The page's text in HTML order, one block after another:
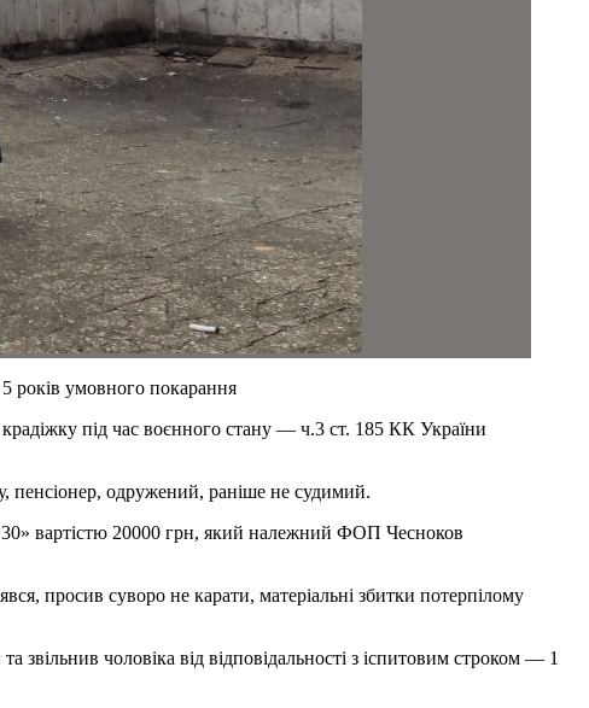
років умовного покарання
під час воєнного стану — ч.3 ст. 185 КК України
пенсіонер, одружений, раніше не судимий.
вартістю 20000 грн, який належний ФОП Чесноков
просив суворо не карати, матеріальні збитки потерпілому
звільнив чоловіка від відповідальності з іспитовим строком — 1